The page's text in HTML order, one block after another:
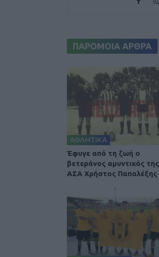
ΠΑΡΟΜΟΙΑ ΑΡΘΡΑ
ΑΘΛΗΤΙΚΑ
Έφυγε από τη ζωή ο
βετεράνος αμυντικός της
ΑΣΑ Χρήστος Παπαλέξης